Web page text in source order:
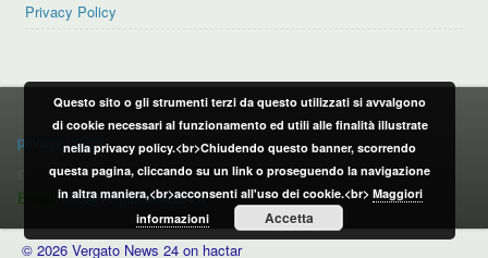
Privacy Policy
PRIVACY POLICY
privacy policy
CONTATTI:
Email:info@vergatonews24.it
© 2026 Vergato News 24 on hactar
Questo sito o gli strumenti terzi da questo utilizzati si avvalgono
di cookie necessari al funzionamento ed utili alle finalità illustrate
nella privacy policy.<br>Chiudendo questo banner, scorrendo
questa pagina, cliccando su un link o proseguendo la navigazione
in altra maniera,<br>acconsenti all'uso dei cookie.<br> Maggiori
informazioni
Accetta